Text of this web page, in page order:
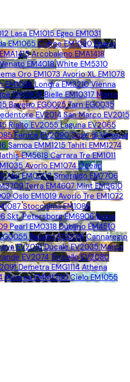
Lasa EM1015 Egeo EM1031
EM1065 Coffee EM1080 Ebano
Arcobaleno EMA1418
EM4018White EM5310
Oro EM1073 Avorio XL EM1078
EM1089 Londra EM3210 Vienna
EM3909Bielle EM10317 Marte
Baveno EG0025 Tarn EG0035
EV2014San Marco EV2015
Rialto EV2055 Laguna EV2065
Fenice EV2090 Doge di Venezia
Samoa EMM1215 Tahiti EMM1274
EM5618Carrara Tre EM1011
Avorio EM1074 Ocean
Alpi EM0303 Smeraldo EM7706
Terra EM4607 Mint EM3610
Oslo EM1019 Avorio Tre EM1072
Stoccolma EM1088
Skt. Petersborg EM6906 Belpa
Pearl EM0318 Dublino EM4510
Basalto EG0091 Cannaregio
EV2016 Ducale EV2035 Marco
EV2074Torcello EV2080
Demetra EMG1114 Athena
Moorea EMM1290 Cielo EM1055